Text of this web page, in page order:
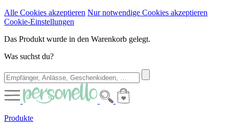
Alle Cookies akzeptieren Nur notwendige Cookies akzeptieren
Cookie-Einstellungen
Das Produkt wurde in den Warenkorb gelegt.
Was suchst du?
Produkte